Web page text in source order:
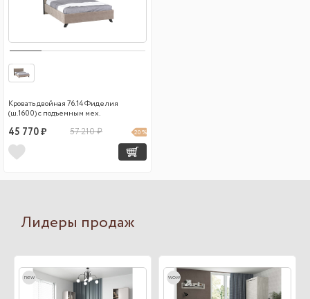
Кровать двойная 76.14 Фиделия
(ш.1600) с подъемным мех.
45 770 ₽ 57 210 ₽ 20 %
Лидеры продаж
new wow